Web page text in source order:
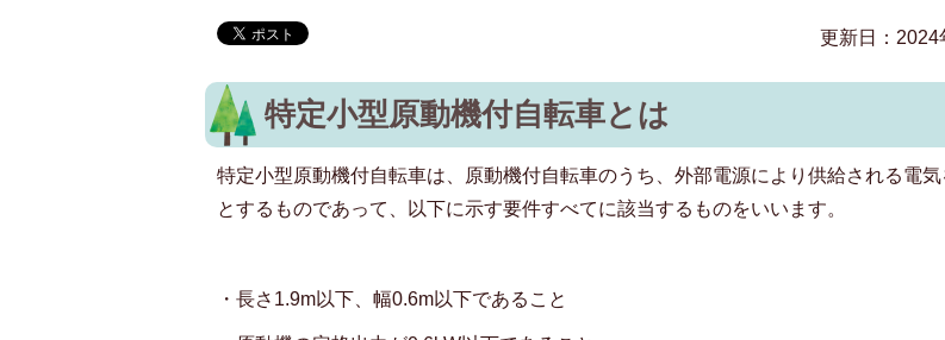
更新日：2024
特定小型原動機付自転車とは
特定小型原動機付自転車は、原動機付自転車のうち、外部電源により供給される電
とするものであって、以下に示す要件すべてに該当するものをいいます。
・長さ1.9m以下、幅0.6m以下であること